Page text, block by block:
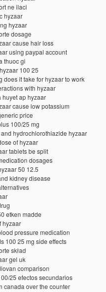
ne ilaci
hyzaar
hyzaar
dosage
cause hair loss
using paypal account
thuoc gi
100 25
does it take for hyzaar to work
with hyzaar
huyet ap hyzaar
cause low potassium
price
100/25 mg
hydrochlorothiazide hyzaar
of hyzaar
tablets be split
dosages
50 12.5
kidney disease
etken madde
hyzaar
pressure medication
100 25 mg side effects
skład
gel uk
comparison
25 efectos secundarios
canada over the counter